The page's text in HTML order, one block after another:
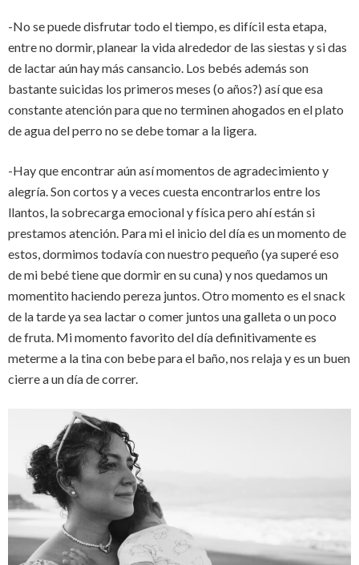
-No se puede disfrutar todo el tiempo, es difícil esta etapa,
entre no dormir, planear la vida alrededor de las siestas y si das
de lactar aún hay más cansancio. Los bebés además son
bastante suicidas los primeros meses (o años?) así que esa
constante atención para que no terminen ahogados en el plato
de agua del perro no se debe tomar a la ligera.
-Hay que encontrar aún así momentos de agradecimiento y
alegría. Son cortos y a veces cuesta encontrarlos entre los
llantos, la sobrecarga emocional y física pero ahí están si
prestamos atención. Para mi el inicio del día es un momento de
estos, dormimos todavía con nuestro pequeño (ya superé eso
de mi bebé tiene que dormir en su cuna) y nos quedamos un
momentito haciendo pereza juntos. Otro momento es el snack
de la tarde ya sea lactar o comer juntos una galleta o un poco
de fruta. Mi momento favorito del día definitivamente es
meterme a la tina con bebe para el baño, nos relaja y es un buen
cierre a un día de correr.